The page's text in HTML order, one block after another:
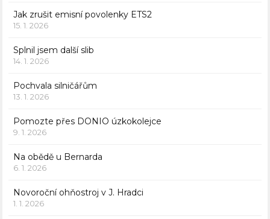
Jak zrušit emisní povolenky ETS2
15. 1. 2026
Splnil jsem další slib
14. 1. 2026
Pochvala silničářům
13. 1. 2026
Pomozte přes DONIO úzkokolejce
9. 1. 2026
Na obědě u Bernarda
6. 1. 2026
Novoroční ohňostroj v J. Hradci
1. 1. 2026